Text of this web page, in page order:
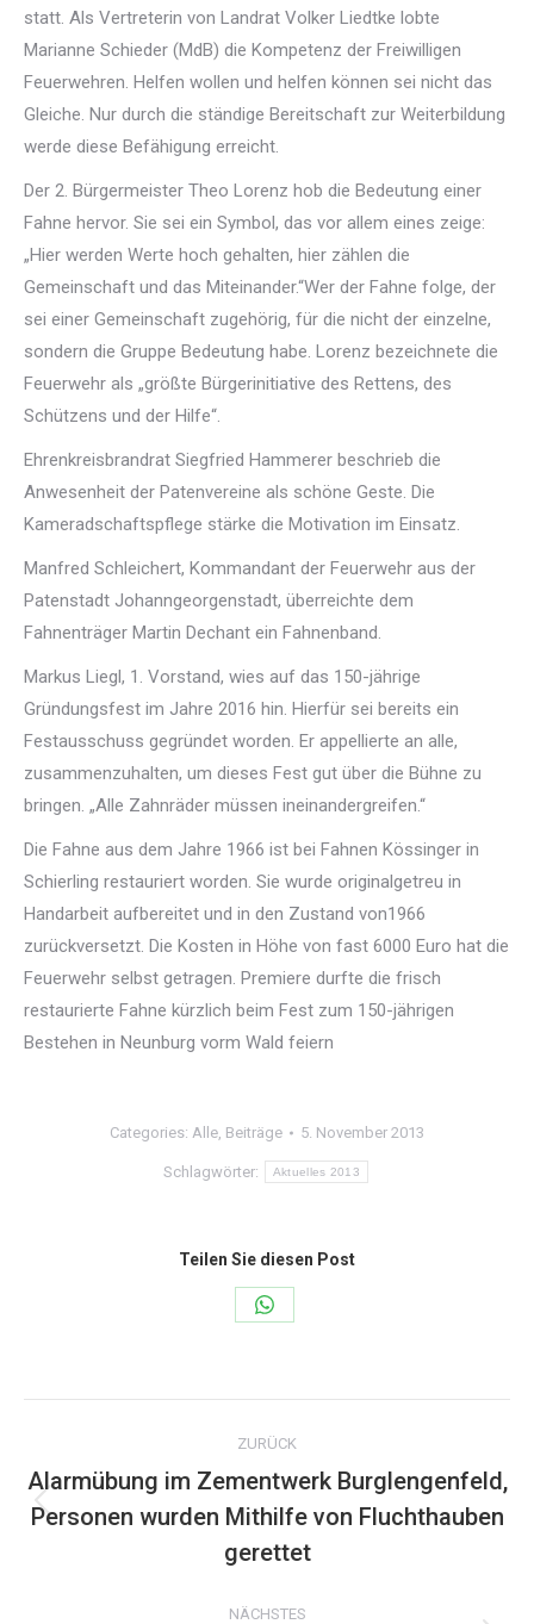
statt. Als Vertreterin von Landrat Volker Liedtke lobte
Marianne Schieder (MdB) die Kompetenz der Freiwilligen
Feuerwehren. Helfen wollen und helfen können sei nicht das
Gleiche. Nur durch die ständige Bereitschaft zur Weiterbildung
werde diese Befähigung erreicht.
Der 2. Bürgermeister Theo Lorenz hob die Bedeutung einer
Fahne hervor. Sie sei ein Symbol, das vor allem eines zeige:
„Hier werden Werte hoch gehalten, hier zählen die
Gemeinschaft und das Miteinander.“Wer der Fahne folge, der
sei einer Gemeinschaft zugehörig, für die nicht der einzelne,
sondern die Gruppe Bedeutung habe. Lorenz bezeichnete die
Feuerwehr als „größte Bürgerinitiative des Rettens, des
Schützens und der Hilfe“.
Ehrenkreisbrandrat Siegfried Hammerer beschrieb die
Anwesenheit der Patenvereine als schöne Geste. Die
Kameradschaftspflege stärke die Motivation im Einsatz.
Manfred Schleichert, Kommandant der Feuerwehr aus der
Patenstadt Johanngeorgenstadt, überreichte dem
Fahnenträger Martin Dechant ein Fahnenband.
Markus Liegl, 1. Vorstand, wies auf das 150-jährige
Gründungsfest im Jahre 2016 hin. Hierfür sei bereits ein
Festausschuss gegründet worden. Er appellierte an alle,
zusammenzuhalten, um dieses Fest gut über die Bühne zu
bringen. „Alle Zahnräder müssen ineinandergreifen.“
Die Fahne aus dem Jahre 1966 ist bei Fahnen Kössinger in
Schierling restauriert worden. Sie wurde originalgetreu in
Handarbeit aufbereitet und in den Zustand von1966
zurückversetzt. Die Kosten in Höhe von fast 6000 Euro hat die
Feuerwehr selbst getragen. Premiere durfte die frisch
restaurierte Fahne kürzlich beim Fest zum 150-jährigen
Bestehen in Neunburg vorm Wald feiern
Categories: Alle, Beiträge 5. November 2013
Schlagwörter: Aktuelles 2013
Teilen Sie diesen Post
Share
WhatsApp
Kommentarnavigation
ZURÜCK
Vorheriger
Beitrag:
Alarmübung im Zementwerk Burglengenfeld,
Personen wurden Mithilfe von Fluchthauben
gerettet
NÄCHSTES